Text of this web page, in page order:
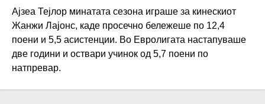
Ајзеа Тејлор минатата сезона играше за кинескиот
Жанжи Лајонс, каде просечно бележеше по 12,4
поени и 5,5 асистенции. Во Евролигата настапуваше
две години и оствари учинок од 5,7 поени по
натпревар.